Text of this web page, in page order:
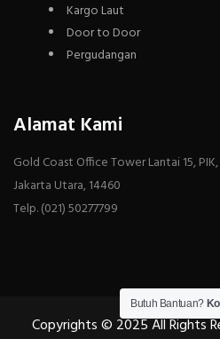
Kargo Laut
Door to Door
Pergudangan
Alamat Kami
Gold Coast Office Tower Lantai 15,
Jakarta Utara, 14460
Telp. (021) 50277799
Copyrights © 2025 All Rights
Butuh Bantuan?